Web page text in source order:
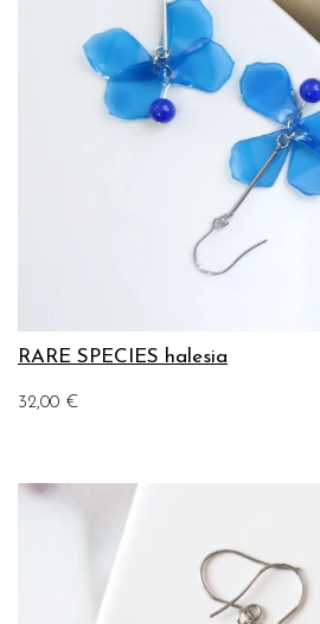
RARE SPECIES halesia
32,00 €